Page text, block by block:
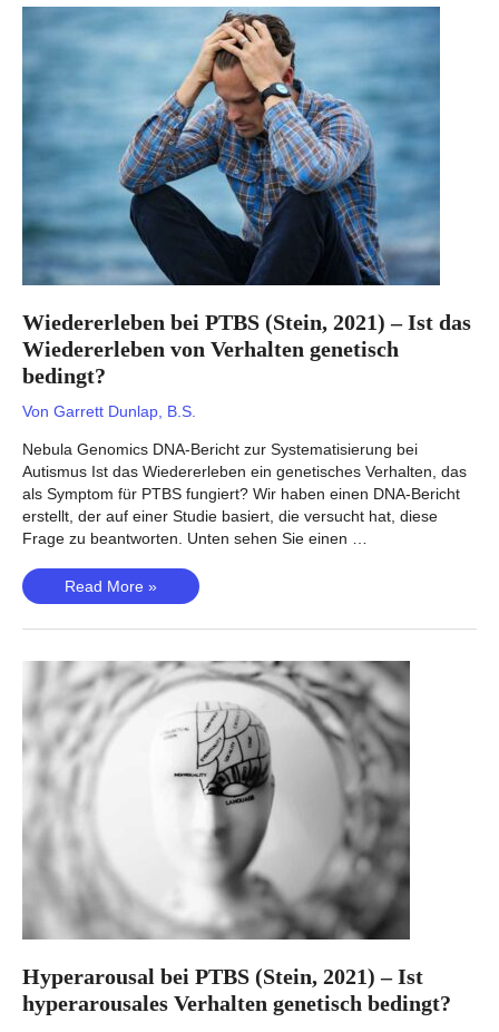
Vermeidungsverhalten
Wiedererleben bei PTBS (Stein, 2021) – Ist das
Wiedererleben von Verhalten genetisch
bedingt?
Von Garrett Dunlap, B.S.
Nebula Genomics DNA-Bericht zur Systematisierung bei
Autismus Ist das Wiedererleben ein genetisches Verhalten, das
als Symptom für PTBS fungiert? Wir haben einen DNA-Bericht
erstellt, der auf einer Studie basiert, die versucht hat, diese
Frage zu beantworten. Unten sehen Sie einen …
Wiedererleben
bei
PTBS
2021)
Ist
das
Wiedererleben
von
bedingt?
Read More »
Hyperarousal bei PTBS (Stein, 2021) – Ist
hyperarousales Verhalten genetisch bedingt?